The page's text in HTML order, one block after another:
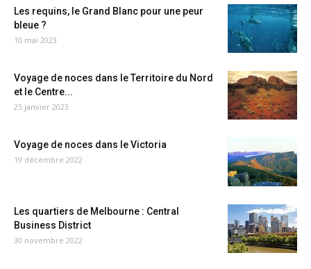
Les requins, le Grand Blanc pour une peur
bleue ?
10 mai 2023
Voyage de noces dans le Territoire du Nord
et le Centre...
25 janvier 2023
Voyage de noces dans le Victoria
19 décembre 2022
Les quartiers de Melbourne : Central
Business District
30 novembre 2022